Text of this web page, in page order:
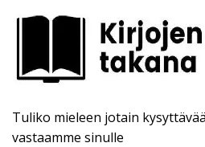
Tuliko mieleen jotain
vastaamme sinulle